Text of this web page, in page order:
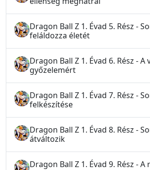
Dragon Ball Z 1. Évad 5. Rész -
feláldozza életét
Dragon Ball Z 1. Évad 6. Rész - A
győzelemért
Dragon Ball Z 1. Évad 7. Rész -
felkészítése
Dragon Ball Z 1. Évad 8. Rész -
átváltozik
Dragon Ball Z 1. Évad 9. Rész -